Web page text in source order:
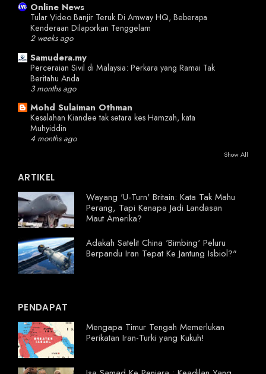
Online News
Tular Video Banjir Teruk Di Amway HQ, Beberapa
Kenderaan Dilaporkan Tenggelam
2 weeks ago
Samudera.my
Perceraian Sivil di Malaysia: Perkara yang Ramai Tak
Beritahu Anda
3 months ago
Mohd Sulaiman Othman
Kesalahan Kiandee tak setara kes Hamzah, kata
Muhyiddin
4 months ago
Show All
ARTIKEL
Wayang 'U-Turn' Britain: Kata Tak Mahu
Perang, Tapi Kenapa Jadi Landasan
Maut Amerika?
Adakah Satelit China 'Bimbing' Peluru
Berpandu Iran Tepat Ke Jantung Isbiol?"
PENDAPAT
Mengapa Timur Tengah Memerlukan
Perikatan Iran-Turki yang Kukuh!